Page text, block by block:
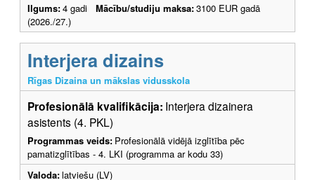
Ilgums:4 gadi Mācību/studiju maksa:3100 EUR gadā
(2026./27.)
Interjera dizains
Rīgas Dizaina un mākslas vidusskola
Profesionālā kvalifikācija: Interjera dizainera
asistents (4. PKL)
Programmas veids: Profesionālā vidējā izglītība pēc
pamatizglītības - 4. LKI (programma ar kodu 33)
Valoda:latviešu (LV)